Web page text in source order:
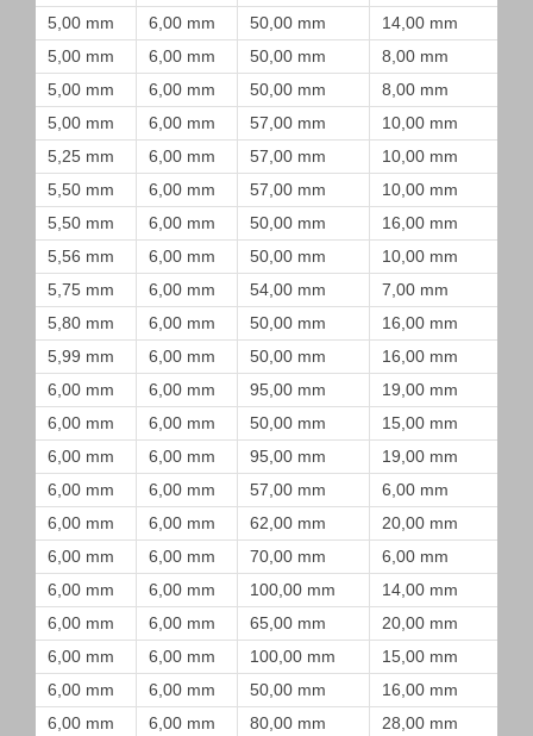
5,00 mm
6,00 mm 50,00 mm
14,00 mm
5,00 mm
6,00 mm 50,00 mm
8,00 mm
5,00 mm
6,00 mm 50,00 mm
8,00 mm
5,00 mm
6,00 mm 57,00 mm
10,00 mm
5,25 mm
6,00 mm 57,00 mm
10,00 mm
5,50 mm
6,00 mm 57,00 mm
10,00 mm
5,50 mm
6,00 mm 50,00 mm
16,00 mm
5,56 mm
6,00 mm 50,00 mm
10,00 mm
5,75 mm
6,00 mm 54,00 mm
7,00 mm
5,80 mm
6,00 mm 50,00 mm
16,00 mm
5,99 mm
6,00 mm 50,00 mm
16,00 mm
6,00 mm
6,00 mm 95,00 mm
19,00 mm
6,00 mm
6,00 mm 50,00 mm
15,00 mm
6,00 mm
6,00 mm 95,00 mm
19,00 mm
6,00 mm
6,00 mm 57,00 mm
6,00 mm
6,00 mm
6,00 mm 62,00 mm
20,00 mm
6,00 mm
6,00 mm 70,00 mm
6,00 mm
6,00 mm
6,00 mm 100,00 mm
14,00 mm
6,00 mm
6,00 mm 65,00 mm
20,00 mm
6,00 mm
6,00 mm 100,00 mm
15,00 mm
6,00 mm
6,00 mm 50,00 mm
16,00 mm
6,00 mm
6,00 mm 80,00 mm
28,00 mm